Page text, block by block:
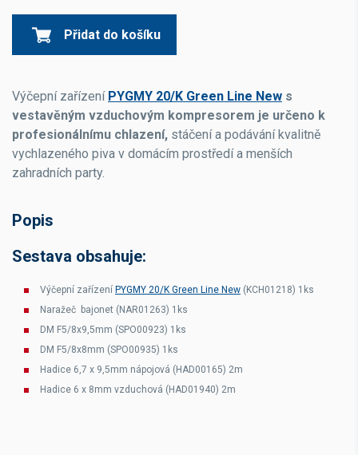
Přidat do košíku
Výčepní zařízení PYGMY 20/K Green Line New s
vestavěným vzduchovým kompresorem je určeno k
profesionálnímu chlazení, stáčení a podávání kvalitně
vychlazeného piva v domácím prostředí a menších
zahradních party.
Popis
Sestava obsahuje:
Výčepní zařízení PYGMY 20/K Green Line New (KCH01218) 1ks
Naražeč bajonet (NAR01263) 1ks
DM F5/8x9,5mm (SPO00923) 1ks
DM F5/8x8mm (SPO00935) 1ks
Hadice 6,7 x 9,5mm nápojová (HAD00165) 2m
Hadice 6 x 8mm vzduchová (HAD01940) 2m